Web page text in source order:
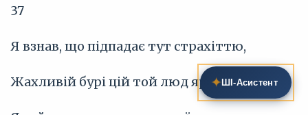
37
Я взнав, що підпадає тут страхіттю,
Жахливій бурі цій той люд яркий,
✦ ШІ‑Асистент